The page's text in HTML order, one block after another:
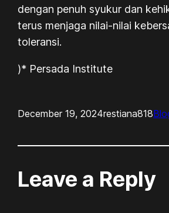
dengan penuh syukur dan
terus menjaga nilai-nilai
toleransi.
)* Persada Institute
December 19, 2024restiana818
Leave a Reply